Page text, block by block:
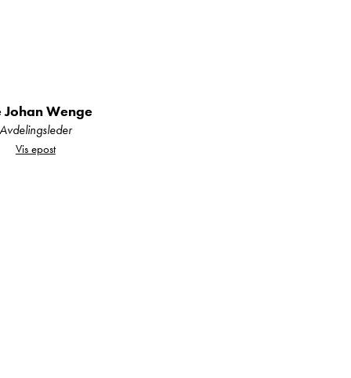
gir følelsen av
Johan Wenge
Avdelingsleder
Vis epost